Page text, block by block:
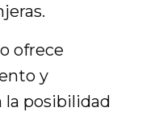
ofrece
y
posibilidad